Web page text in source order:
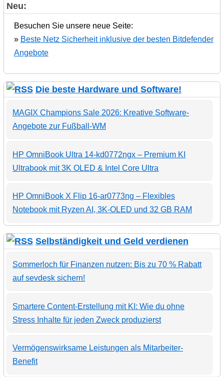
Neu:
Besuchen Sie unsere neue Seite:
» Beste Netz Sicherheit inklusive der besten Bitdefender
Angebote
Die beste Hardware und Software!
MAGIX Champions Sale 2026: Kreative Software-
Angebote zur Fußball-WM
HP OmniBook Ultra 14-kd0772ngx – Premium KI
Ultrabook mit 3K OLED & Intel Core Ultra
HP OmniBook X Flip 16-ar0773ng – Flexibles
Notebook mit Ryzen AI, 3K-OLED und 32 GB RAM
Selbständigkeit und Geld verdienen
Sommerloch für Finanzen nutzen: Bis zu 70 % Rabatt
auf sevdesk sichern!
Smartere Content-Erstellung mit KI: Wie du ohne
Stress Inhalte für jeden Zweck produzierst
Vermögenswirksame Leistungen als Mitarbeiter-
Benefit